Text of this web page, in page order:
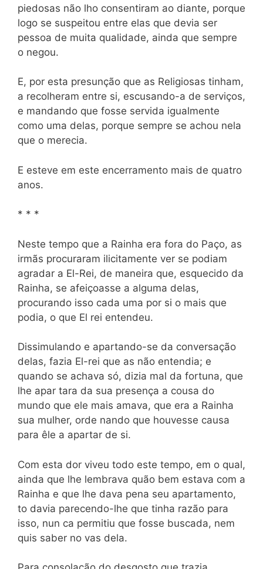
piedosas não lho consentiram ao diante, porque
logo se suspeitou entre elas que devia ser
pessoa de muita qualidade, ainda que sempre
o negou.
E, por esta presunção que as Religiosas tinham,
a recolheram entre si, escusando-a de serviços,
e mandando que fosse servida igualmente
como uma delas, porque sempre se achou nela
que o merecia.
E esteve em este encerramento mais de quatro
anos.
* * *
Neste tempo que a Rainha era fora do Paço, as
irmãs procuraram ilicitamente ver se podiam
agradar a El-Rei, de maneira que, esquecido da
Rainha, se afeiçoasse a alguma delas,
procurando isso cada uma por si o mais que
podia, o que El rei entendeu.
Dissimulando e apartando-se da conversação
delas, fazia El-rei que as não entendia; e
quando se achava só, dizia mal da fortuna, que
lhe apar tara da sua presença a cousa do
mundo que ele mais amava, que era a Rainha
sua mulher, orde nando que houvesse causa
para êle a apartar de si.
Com esta dor viveu todo este tempo, em o qual,
ainda que lhe lembrava quão bem estava com a
Rainha e que lhe dava pena seu apartamento,
to davia parecendo-lhe que tinha razão para
isso, nun ca permitiu que fosse buscada, nem
quis saber no vas dela.